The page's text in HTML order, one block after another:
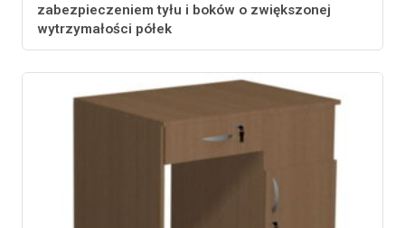
zabezpieczeniem tyłu i boków o zwiększonej
wytrzymałości półek